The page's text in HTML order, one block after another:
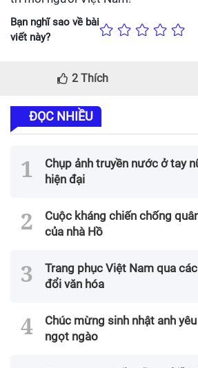
Bạn nghĩ sao về bài
viết này?
2 Thích
ĐỌC NHIỀU
Chụp ảnh truyền nước ở tay
hiện đại
Cuộc kháng chiến chống
của nhà Hồ
Trang phục Việt Nam qua
đổi văn hóa
Chúc mừng sinh nhật anh
ngọt ngào